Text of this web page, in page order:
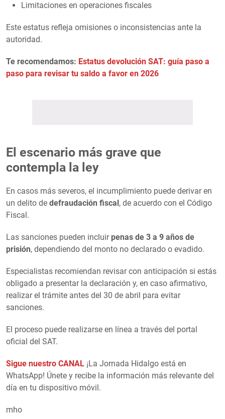
Limitaciones en operaciones fiscales
Este estatus refleja omisiones o inconsistencias ante la
autoridad.
Te recomendamos: Estatus devolución SAT: guía paso a
paso para revisar tu saldo a favor en 2026
El escenario más grave que
contempla la ley
En casos más severos, el incumplimiento puede derivar en
un delito de defraudación fiscal, de acuerdo con el Código
Fiscal.
Las sanciones pueden incluir penas de 3 a 9 años de
prisión, dependiendo del monto no declarado o evadido.
Especialistas recomiendan revisar con anticipación si estás
obligado a presentar la declaración y, en caso afirmativo,
realizar el trámite antes del 30 de abril para evitar
sanciones.
El proceso puede realizarse en línea a través del portal
oficial del SAT.
Sigue nuestro CANAL ¡La Jornada Hidalgo está en
WhatsApp! Únete y recibe la información más relevante del
día en tu dispositivo móvil.
mho